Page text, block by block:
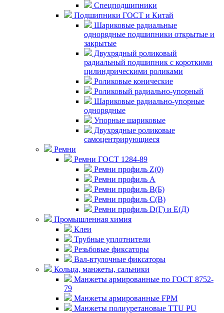
Спецподшипники
Подшипники ГОСТ и Китай
Шариковые радиальные
однорядные подшипники открытые и
закрытые
Двухрядный роликовый
радиальный подшипник с короткими
цилиндрическими роликами
Роликовые конические
Роликовый радиально-упорный
Шариковые радиально-упорные
однорядные
Упорные шариковые
Двухрядные роликовые
самоцентрирующиеся
Ремни
Ремни ГОСТ 1284-89
Ремни профиль Z(0)
Ремни профиль А
Ремни профиль В(Б)
Ремни профиль С(В)
Ремни профиль D(Г) и E(Д)
Промышленная химия
Клеи
Трубные уплотнители
Резьбовые фиксаторы
Вал-втулочные фиксаторы
Кольца, манжеты, сальники
Манжеты армированные по ГОСТ 8752-
79
Манжеты армированные FPM
Манжеты полиуретановые TTU PU